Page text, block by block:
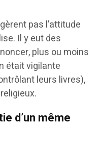
pas l’attitude
Il y eut des
plus ou moins
était vigilante
leurs livres),
d’un même